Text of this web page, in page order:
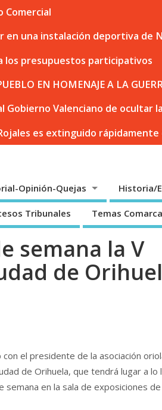
Comercial
una instalación deportiva de
los presupuestos participativos
EN HOMENAJE A LA
Gobierno Valenciano de
es extinguido
Opinión-Quejas Historia/
Tribunales Temas
semana la V
de
el presidente de la asociación
de Orihuela, que tendrá lugar a lo
semana en la sala de exposiciones de